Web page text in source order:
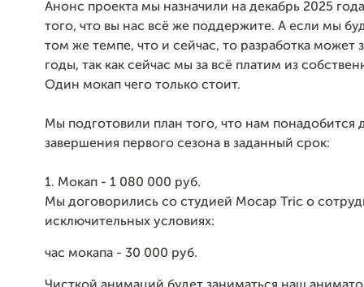
Анонс проекта мы назначили на декабрь 2025
того, что вы нас всё же поддержите. А если мы
том же темпе, что и сейчас, то разработка может
годы, так как сейчас мы за всё платим из
Один мокап чего только стоит.
Мы подготовили план того, что нам понадобится
завершения первого сезона в заданный срок:
1. Мокап - 1 080 000 руб.
Мы договорились со студией Mocap Tric о
исключительных условиях:
час мокапа - 30 000 руб.